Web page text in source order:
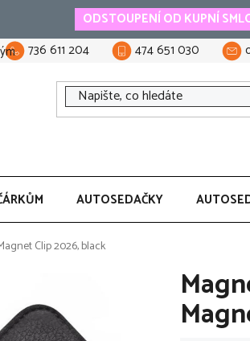
ODSTOUPENÍ OD KUPNÍ
736 611 204 474 651 030
AUTOSEDAČKY
Clip 2026, black